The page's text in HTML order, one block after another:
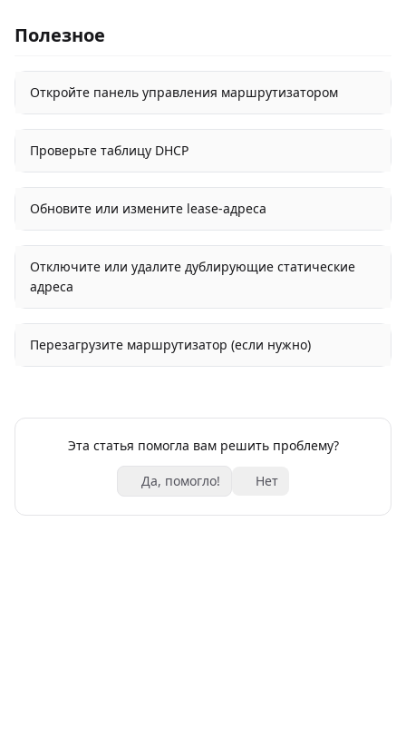
Полезное
Откройте панель управления маршрутизатором
Проверьте таблицу DHCP
Обновите или измените lease-адреса
Отключите или удалите дублирующие статические
адреса
Перезагрузите маршрутизатор (если нужно)
Эта статья помогла вам решить проблему?
Да, помогло! Нет